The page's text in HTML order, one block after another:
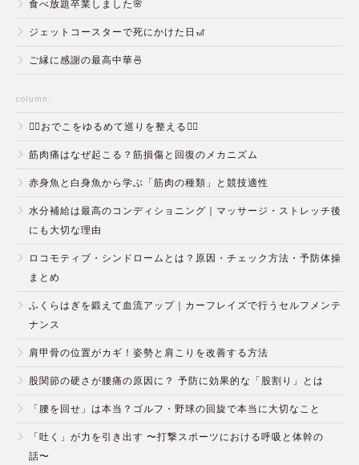
食べ放題卒業しました🌸
ジェットコースターで死にかけた日🎢
ご縁に感謝の最高中華🍜
column:
💆‍♀️おでこをゆるめて巡りを整える💆‍♂️
筋肉痛はなぜ起こる？筋損傷と回復のメカニズム
赤身魚と白身魚から学ぶ「筋肉の種類」と競技適性
水分補給は最高のコンディショニング｜マッサージ・ストレッチ後
にも大切な理由
ロコモティブ・シンドロームとは？原因・チェック方法・予防体操
まとめ
ふくらはぎを鍛えて血流アップ｜カーフレイズで行うセルフメンテ
ナンス
肩甲骨の位置がカギ！姿勢と肩こりを改善する方法
股関節の硬さが腰痛の原因に？ 予防に効果的な「股割り」とは
「腰を回せ」は本当？ゴルフ・野球の回旋で本当に大切なこと
「吐く」が力を引き出す 〜打撃スポーツにおける呼吸と体幹の
話〜